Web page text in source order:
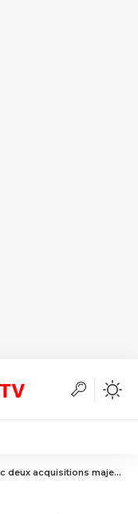
majeures et vise les Oscars